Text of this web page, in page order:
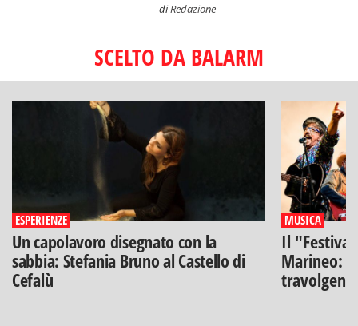
diRedazione
SCELTO DA BALARM
ESPERIENZE
Un capolavoro disegnato con la
sabbia: Stefania Bruno al Castello di
Cefalù
MUSICA
Il
Marineo: